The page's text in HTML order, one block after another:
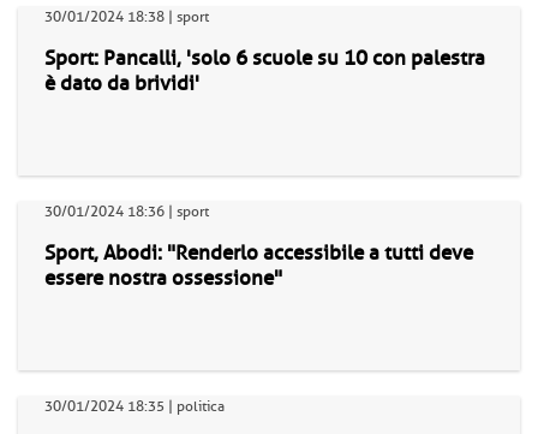
30/01/2024 18:38 | sport
Sport: Pancalli, 'solo 6 scuole su 10 con palestra
è dato da brividi'
30/01/2024 18:36 | sport
Sport, Abodi: "Renderlo accessibile a tutti deve
essere nostra ossessione"
30/01/2024 18:35 | politica